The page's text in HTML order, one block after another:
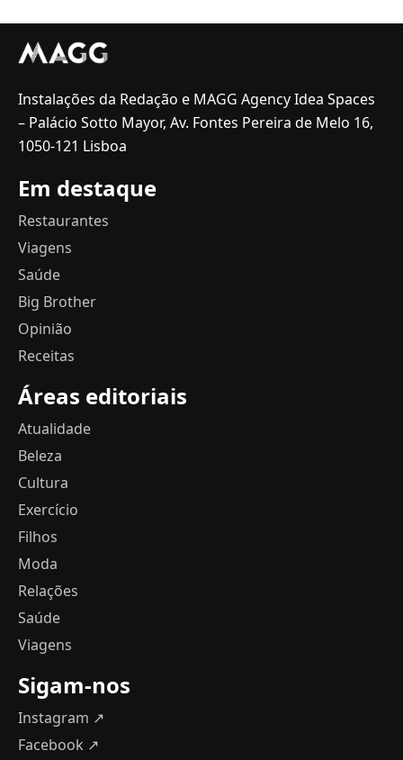
Instalações da Redação e MAGG Agency Idea Spaces
– Palácio Sotto Mayor, Av. Fontes Pereira de Melo 16,
1050-121 Lisboa
Em destaque
Restaurantes
Viagens
Saúde
Big Brother
Opinião
Receitas
Áreas editoriais
Atualidade
Beleza
Cultura
Exercício
Filhos
Moda
Relações
Saúde
Viagens
Sigam-nos
Instagram ↗
Facebook ↗